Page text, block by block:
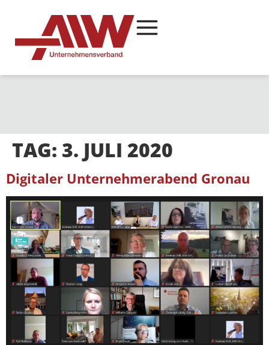
TAG: 3. JULI 2020
Digitaler Unternehmerabend Gronau